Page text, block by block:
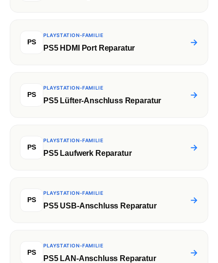
PS
PLAYSTATION-FAMILIE
PS5 HDMI Port Reparatur
→
PS
PLAYSTATION-FAMILIE
PS5 Lüfter-Anschluss Reparatur
→
PS
PLAYSTATION-FAMILIE
PS5 Laufwerk Reparatur
→
PS
PLAYSTATION-FAMILIE
PS5 USB-Anschluss Reparatur
→
PS
PLAYSTATION-FAMILIE
PS5 LAN-Anschluss Reparatur
→